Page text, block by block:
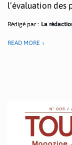
l’évaluation des
Rédigé par : La
READ MORE